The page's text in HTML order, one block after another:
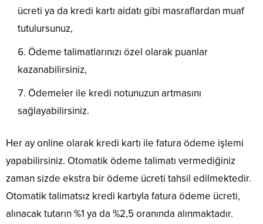
ücreti ya da kredi kartı aidatı gibi masraflardan muaf
tutulursunuz,
Ödeme talimatlarınızı özel olarak puanlar
kazanabilirsiniz,
Ödemeler ile kredi notunuzun artmasını
sağlayabilirsiniz.
Her ay online olarak kredi kartı ile fatura ödeme işlemi
yapabilirsiniz. Otomatik ödeme talimatı vermediğiniz
zaman sizde ekstra bir ödeme ücreti tahsil edilmektedir.
Otomatik talimatsız kredi kartıyla fatura ödeme ücreti,
alınacak tutarın %1 ya da %2,5 oranında alınmaktadır.